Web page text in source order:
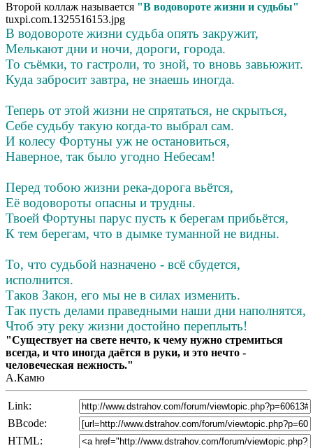
Второй коллаж называется "В водовороте жизни и судьбы"
tuxpi.com.1325516153.jpg
В водовороте жизни судьба опять закружит,
Мелькают дни и ночи, дороги, города.
То съёмки, то гастроли, то зной, то вновь завьюжит.
Куда забросит завтра, не знаешь иногда.
Теперь от этой жизни не спрятаться, не скрыться,
Себе судьбу такую когда-то выбрал сам.
И колесу Фортуны уж не остановиться,
Наверное, так было угодно Небесам!
Перед тобою жизни река-дорога вьётся,
Её водовороты опасны и трудны.
Твоей Фортуны парус пусть к берегам прибьётся,
К тем берегам, что в дымке туманной не видны.
То, что судьбой назначено - всё сбудется,
исполнится.
Таков Закон, его мы не в силах изменить.
Так пусть делами праведными наши дни наполнятся,
Чтоб эту реку жизни достойно переплыть!
"Существует на свете нечто, к чему нужно стремиться
всегда, и что иногда даётся в руки, и это нечто -
человеческая нежность."
А.Камю
Link:
BBcode:
HTML: